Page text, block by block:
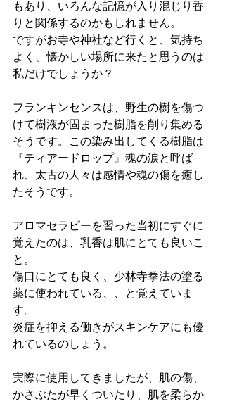
もあり、いろんな記憶が入り混じり香
りと関係するのかもしれません。
ですがお寺や神社など行くと、気持ち
よく、懐かしい場所に来たと思うのは
私だけでしょうか？
フランキンセンスは、野生の樹を傷つ
けて樹液が固まった樹脂を削り集める
そうです。この染み出してくる樹脂は
『ティアードロップ』魂の涙と呼ば
れ、太古の人々は感情や魂の傷を癒し
たそうです。
アロマセラピーを習った当初にすぐに
覚えたのは、乳香は肌にとても良いこ
と。
傷口にとても良く、少林寺拳法の塗る
薬に使われている、、と覚えていま
す。
炎症を抑える働きがスキンケアにも優
れているのしょう。
実際に使用してきましたが、肌の傷、
かさぶたが早くついたり、肌を柔らか